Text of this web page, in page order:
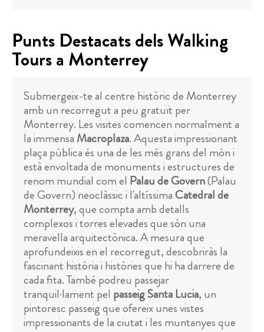
Punts Destacats dels Walking
Tours a Monterrey
Submergeix-te al centre històric de Monterrey
amb un recorregut a peu gratuït per
Monterrey. Les visites comencen normalment a
la immensa Macroplaza. Aquesta impressionant
plaça pública és una de les més grans del món i
està envoltada de monuments i estructures de
renom mundial com el Palau de Govern(Palau
de Govern) neoclàssic i l'altíssimaCatedral de
Monterrey, que compta amb detalls
complexos i torres elevades que són una
meravella arquitectònica. A mesura que
aprofundeixis en el recorregut, descobriràs la
fascinant història i històries que hi ha darrere de
cada fita. També podreu passejar
tranquil·lament pel passeig Santa Lucia, un
pintoresc passeig que ofereix unes vistes
impressionants de la ciutat i les muntanyes que